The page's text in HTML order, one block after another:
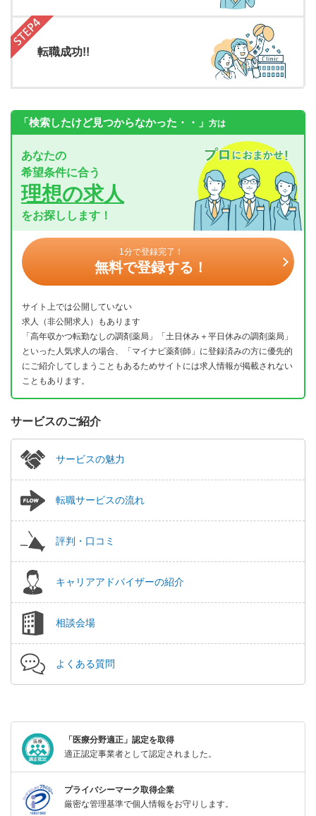
転職成功!!
「検索したけど見つからなかった・・」 方は
あなたの
希望条件に合う
理想の求人
をお探しします！
1分で登録完了！
無料で登録する！
サイト上では公開していない
求人（非公開求人）もあります
「高年収かつ転勤なしの調剤薬局」「土日休み＋平日休みの調剤薬局」
といった人気求人の場合、「マイナビ薬剤師」に登録済みの方に優先的
にご紹介してしまうこともあるためサイトには求人情報が掲載されない
こともあります。
サービスのご紹介
サービスの魅力
転職サービスの流れ
評判・口コミ
キャリアアドバイザーの紹介
相談会場
よくある質問
「医療分野適正」認定を取得
適正認定事業者として認定されました。
プライバシーマーク取得企業
厳密な管理基準で個人情報をお守りします。